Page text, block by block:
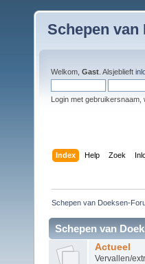
Schepen van
Welkom, Gast . Alsjeblieft
Login met
Index Help Zoek
Schepen van Doeksen-
Schepen van
Actueel
Vervallen/